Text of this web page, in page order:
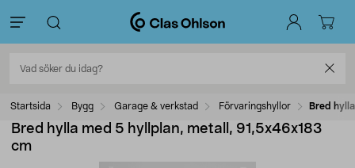
Startsida Bygg Garage & verkstad Förvaringshyllor Bred
Bred hylla med 5 hyllplan, metall, 91,5x46x183
cm